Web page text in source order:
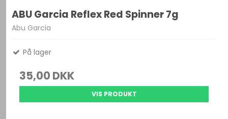
ABU Garcia Reflex Red Spinner 7g
Abu Garcia
På lager
35,00 DKK
VIS PRODUKT